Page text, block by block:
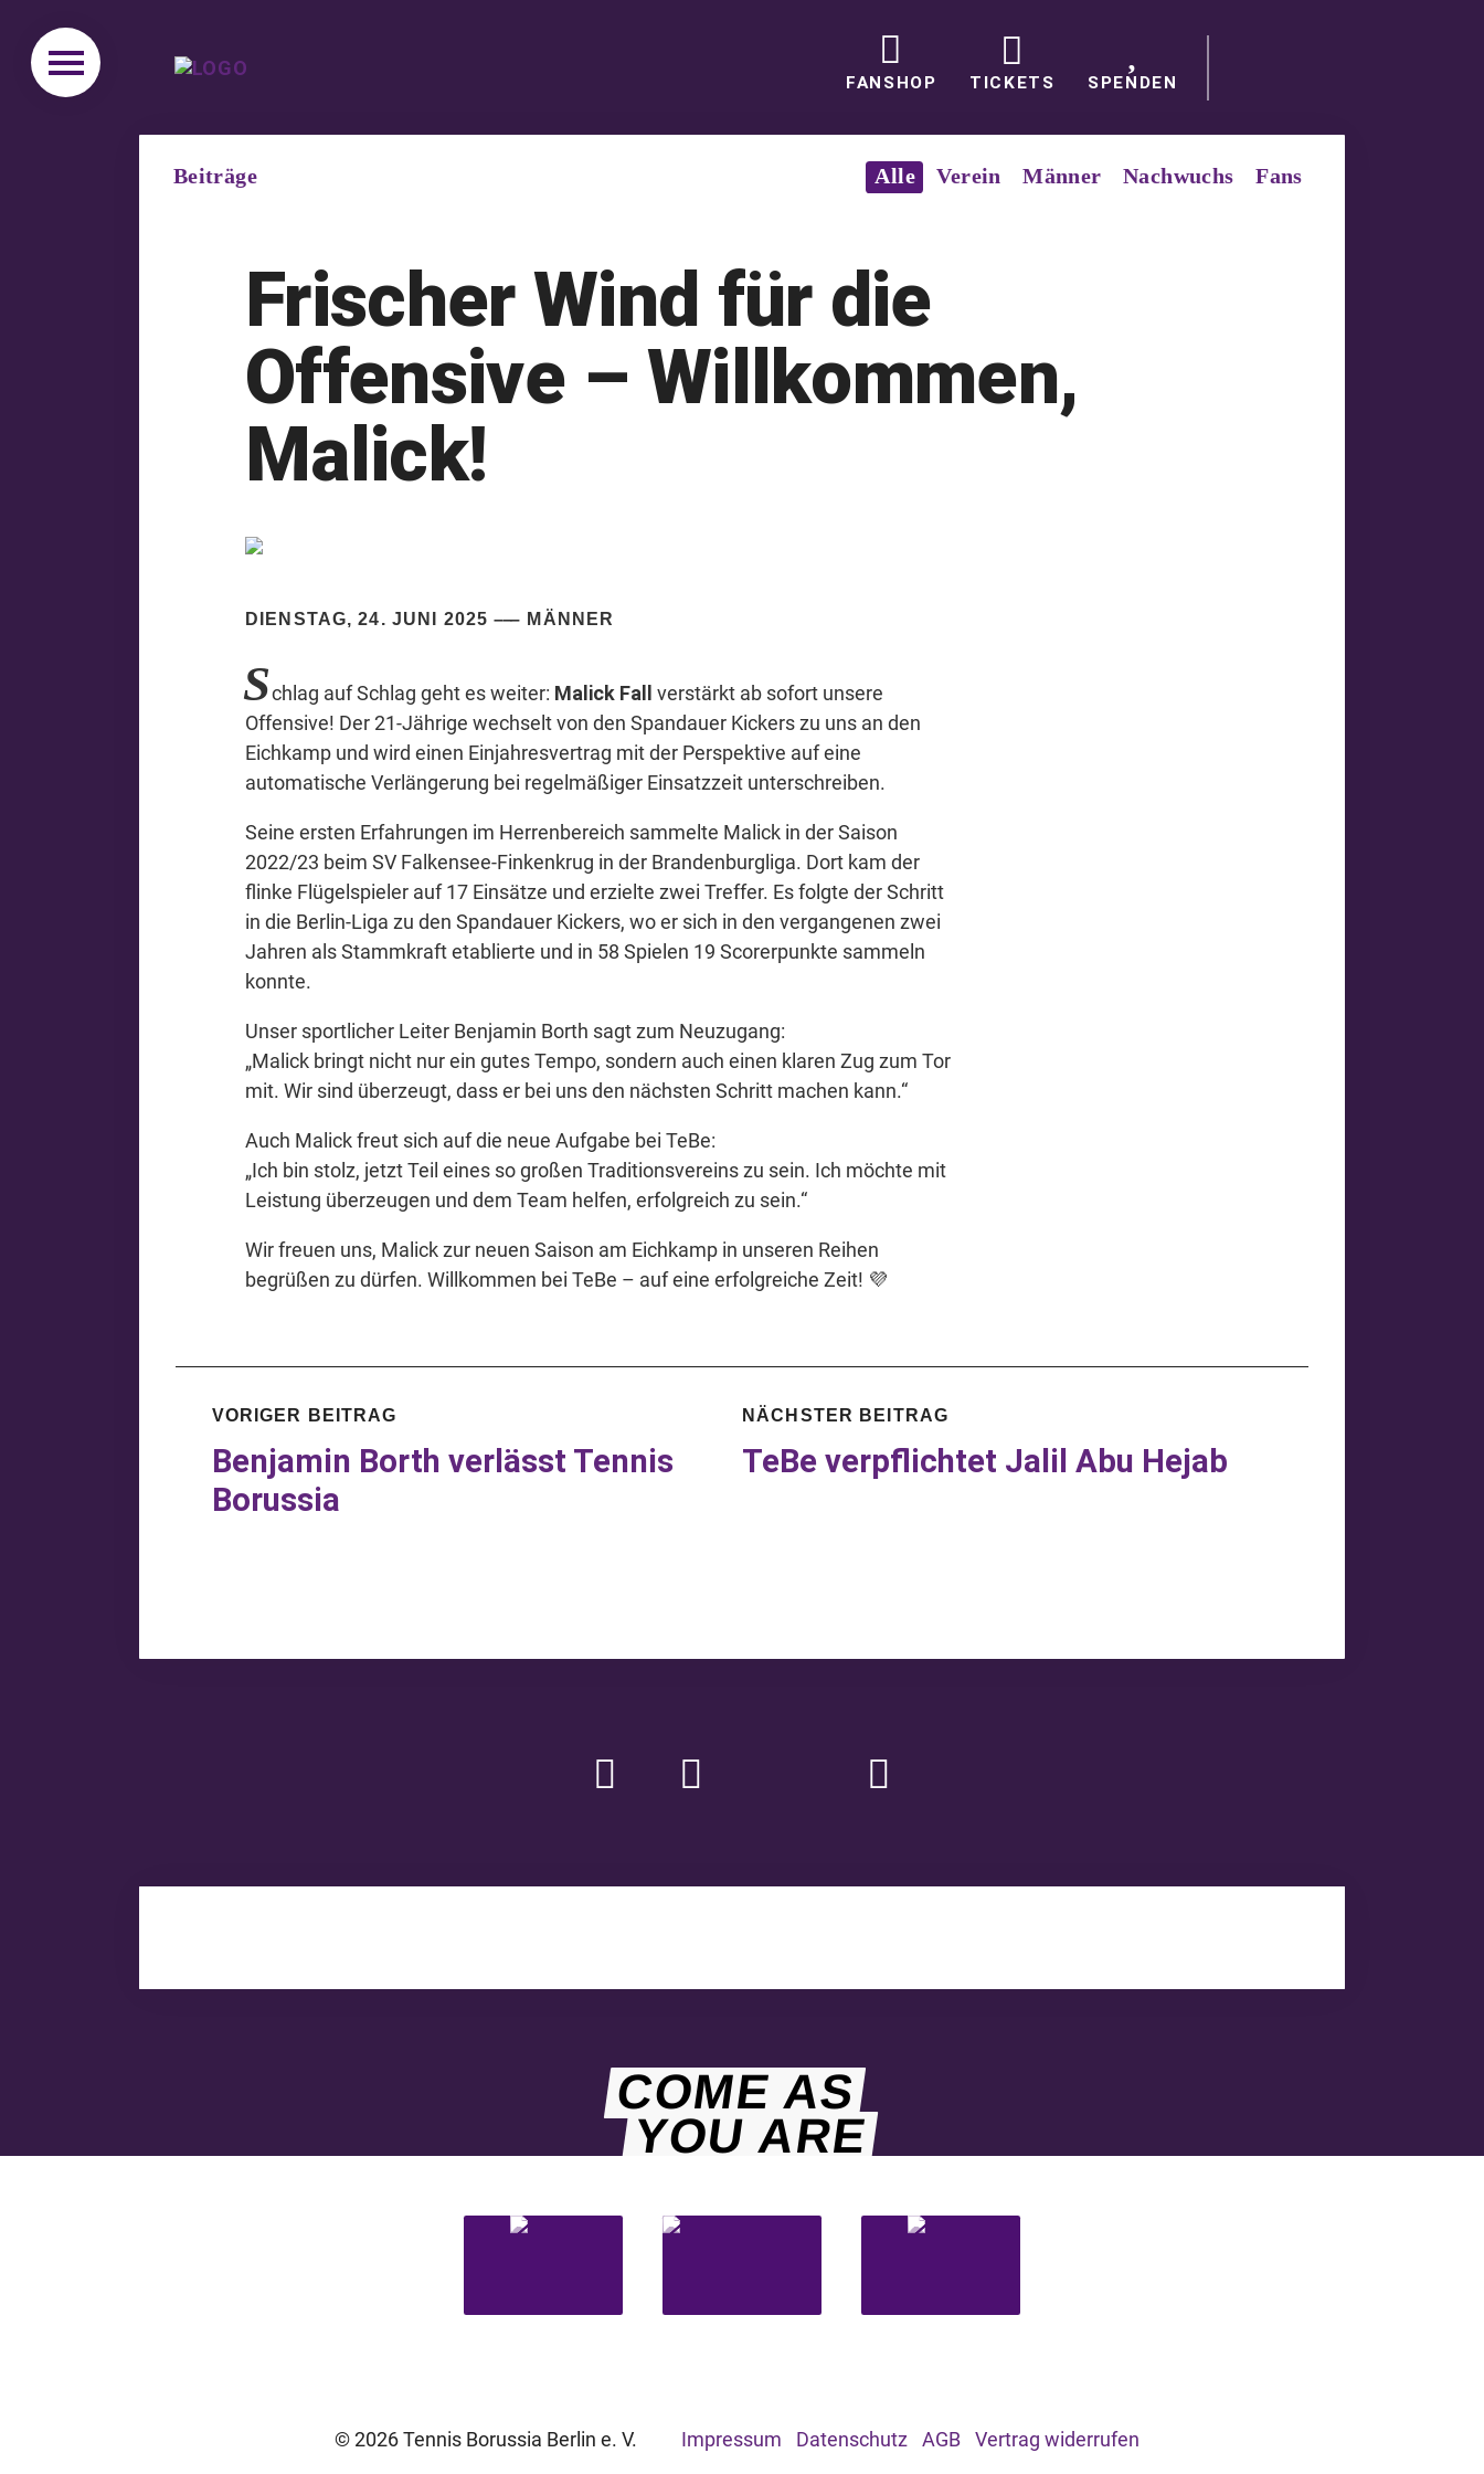
FANSHOP TICKETS SPENDEN
Beiträge Alle Verein Männer Nachwuchs Fans
Frischer Wind für die
Offensive – Willkommen,
Malick!
DIENSTAG, 24. JUNI 2025 MÄNNER
Schlag auf Schlag geht es weiter: Malick Fall verstärkt ab sofort unsere
Offensive! Der 21-Jährige wechselt von den Spandauer Kickers zu uns an den
Eichkamp und wird einen Einjahresvertrag mit der Perspektive auf eine
automatische Verlängerung bei regelmäßiger Einsatzzeit unterschreiben.
Seine ersten Erfahrungen im Herrenbereich sammelte Malick in der Saison
2022/23 beim SV Falkensee-Finkenkrug in der Brandenburgliga. Dort kam der
flinke Flügelspieler auf 17 Einsätze und erzielte zwei Treffer. Es folgte der Schritt
in die Berlin-Liga zu den Spandauer Kickers, wo er sich in den vergangenen zwei
Jahren als Stammkraft etablierte und in 58 Spielen 19 Scorerpunkte sammeln
konnte.
Unser sportlicher Leiter Benjamin Borth sagt zum Neuzugang:
„Malick bringt nicht nur ein gutes Tempo, sondern auch einen klaren Zug zum Tor
mit. Wir sind überzeugt, dass er bei uns den nächsten Schritt machen kann.“
Auch Malick freut sich auf die neue Aufgabe bei TeBe:
„Ich bin stolz, jetzt Teil eines so großen Traditionsvereins zu sein. Ich möchte mit
Leistung überzeugen und dem Team helfen, erfolgreich zu sein.“
Wir freuen uns, Malick zur neuen Saison am Eichkamp in unseren Reihen
begrüßen zu dürfen. Willkommen bei TeBe – auf eine erfolgreiche Zeit! 💜
VORIGER BEITRAG
Benjamin Borth verlässt Tennis
Borussia
NÄCHSTER BEITRAG
TeBe verpflichtet Jalil Abu Hejab
COME AS
YOU ARE
© 2026 Tennis Borussia Berlin e. V. Impressum Datenschutz AGB Vertrag widerrufen